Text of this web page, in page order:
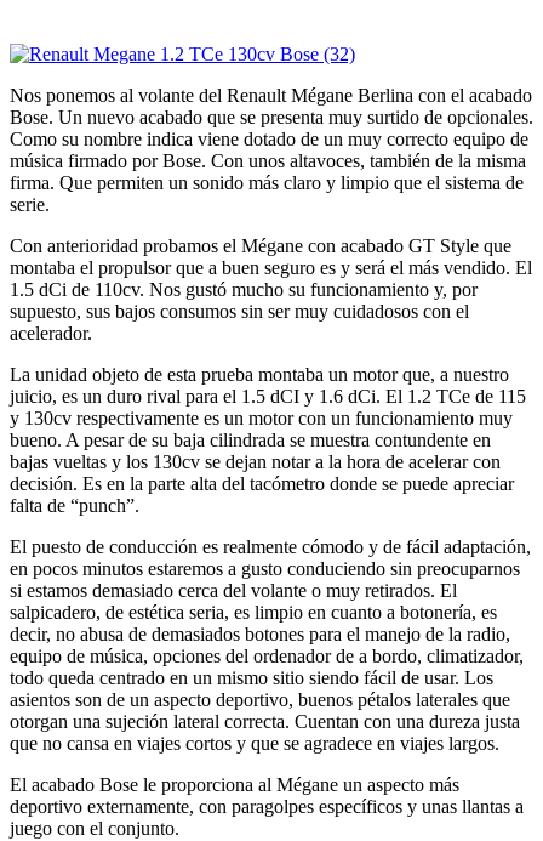
Nos ponemos al volante del Renault Mégane Berlina con el acabado
Bose. Un nuevo acabado que se presenta muy surtido de opcionales.
Como su nombre indica viene dotado de un muy correcto equipo de
música firmado por Bose. Con unos altavoces, también de la misma
firma. Que permiten un sonido más claro y limpio que el sistema de
serie.
Con anterioridad probamos el Mégane con acabado GT Style que
montaba el propulsor que a buen seguro es y será el más vendido. El
1.5 dCi de 110cv. Nos gustó mucho su funcionamiento y, por
supuesto, sus bajos consumos sin ser muy cuidadosos con el
acelerador.
La unidad objeto de esta prueba montaba un motor que, a nuestro
juicio, es un duro rival para el 1.5 dCI y 1.6 dCi. El 1.2 TCe de 115
y 130cv respectivamente es un motor con un funcionamiento muy
bueno. A pesar de su baja cilindrada se muestra contundente en
bajas vueltas y los 130cv se dejan notar a la hora de acelerar con
decisión. Es en la parte alta del tacómetro donde se puede apreciar
falta de “punch”.
El puesto de conducción es realmente cómodo y de fácil adaptación,
en pocos minutos estaremos a gusto conduciendo sin preocuparnos
si estamos demasiado cerca del volante o muy retirados. El
salpicadero, de estética seria, es limpio en cuanto a botonería, es
decir, no abusa de demasiados botones para el manejo de la radio,
equipo de música, opciones del ordenador de a bordo, climatizador,
todo queda centrado en un mismo sitio siendo fácil de usar. Los
asientos son de un aspecto deportivo, buenos pétalos laterales que
otorgan una sujeción lateral correcta. Cuentan con una dureza justa
que no cansa en viajes cortos y que se agradece en viajes largos.
El acabado Bose le proporciona al Mégane un aspecto más
deportivo externamente, con paragolpes específicos y unas llantas a
juego con el conjunto.